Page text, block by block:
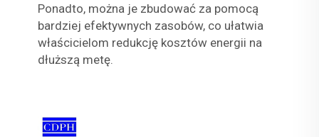
Ponadto, można je zbudować za pomocą
bardziej efektywnych zasobów, co ułatwia
właścicielom redukcję kosztów energii na
dłuższą metę.